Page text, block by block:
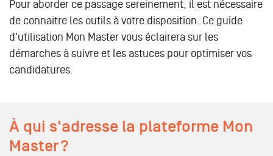
Pour aborder ce passage sereinement, il est nécessaire
de connaitre les outils à votre disposition. Ce guide
d'utilisation Mon Master vous éclairera sur les
démarches à suivre et les astuces pour optimiser vos
candidatures.
À qui s'adresse la plateforme Mon
Master ?